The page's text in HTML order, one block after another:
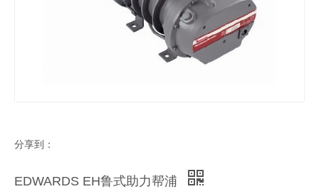
分享到：
EDWARDS EH鲁式助力帮浦